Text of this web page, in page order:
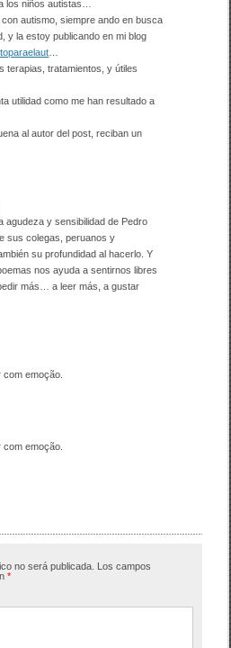
los niños autistas…
autismo, siempre ando en busca
y la estoy publicando en mi blog
terapias, tratamientos, y útiles
utilidad como me han resultado a
al autor del post, reciban un
agudeza y sensibilidad de Pedro
sus colegas, peruanos y
su profundidad al hacerlo. Y
nos ayuda a sentirnos libres
más… a leer más, a gustar
emoção.
emoção.
no será publicada. Los campos
*